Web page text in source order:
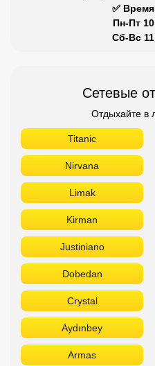
✅
Пн-Пт
Сб-Вс
Сетевые
Отдыхайте в
Titanic
Nirvana
Limak
Kirman
Justiniano
Dobedan
Crystal
Aydınbey
Armas